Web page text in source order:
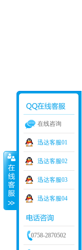
在线咨询
迅达客服01
迅达客服02
迅达客服03
迅达客服04
0758-2870502